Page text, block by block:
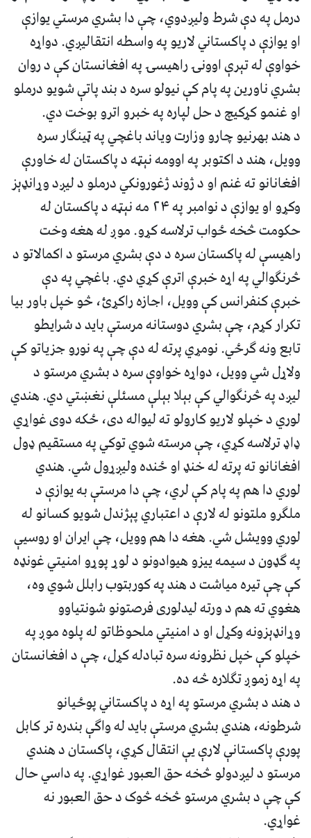
درمل په دې شرط ولیږدوي، چې دا بشري مرستي یوازې
او یوازې د پاکستاني لاریو په واسطه انتقالیږي. دواړه
خواوې له تېرې اوونۍ راهیسۍ په افغانستان کې د روان
بشري ناورین په پام کې نیولو سره د بند پاتې شویو درملو
او غنمو کړکیچ د حل لپاره په خبرو اترو بوخت دي.
د هند بهرنیو چارو وزارت ویاند باغچي په ټینګار سره
وویل، هند د اکتوبر په اوومه نېټه د پاکستان له خاورې
افغانانو ته غنم او د ژوند ژغورونکي درملو د لیږد وړانډېز
وکړو او یوازې د نوامبر په ۲۴ مه نېټه د پاکستان له
حکومت څخه ځواب ترلاسه کړو. موږ له هغه وخت
راهیسې له پاکستان سره د دې بشري مرستو د اکمالاتو د
څرنګوالي په اړه خبرې اترې کړي دي. باغچي په دې
خبرې کنفرانس کې وویل، اجازه راکړئ، څو خپل باور بیا
تکرار کړم، چې بشري دوستانه مرستې باید د شرایطو
تابع ونه ګرځي. نومړي پرته له دې چې په نورو جزیاتو کې
ولاړل شي وویل، دواړه خواوې سره د بشري مرستو د
لیږد په څرنګوالي کې بېلا بېلې مسئلې نغښتي دي. هندي
لوري د خپلو لاریو کارولو ته لیواله دی، ځکه دوی غواړي
ډاډ ترلاسه کړي، چې مرسته شوي توکي په مستقیم ډول
افغانانو ته پرته له خنډ او ځنده ولیږړول شي. هندي
لوري دا هم په پام کې لري، چې دا مرستې به یوازې د
ملګرو ملتونو له لارې د اعتباري پېژندل شویو کسانو له
لوري وویشل شي. هغه دا هم وویل، چې ایران او روسیې
په ګډون د سیمه ییزو هیوادونو د لوړ پوړو امنیتي غونډه
کې چې تیره میاشت د هند په کوربتوب رابلل شوي وه،
هغوي ته هم د ورته لیدلوری فرصتونو شونتیاوو
وړانډېزونه وکړل او د امنیتي ملحوظاتو له پلوه موږ په
خپلو کې خپل نظرونه سره تبادله کړل، چې د افغانستان
په اړه زموږ تګلاره څه ده.
د هند د بشري مرستو په اړه د پاکستاني پوځیانو
شرطونه، هندي بشري مرستې باید له واګې بندره تر کابل
پورې پاکستانې لارې یې انتقال کړي، پاکستان د هندي
مرستو د لیږدولو څخه حق العبور غواړي. په داسي حال
کې چې د بشري مرستو څخه څوک د حق العبور نه
غواړي.